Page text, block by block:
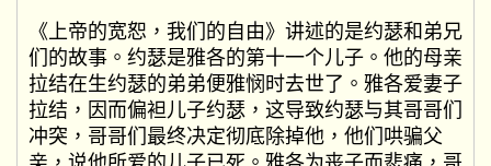
《上帝的宽恕，我们的自由》讲述的是约瑟和弟兄
们的故事。约瑟是雅各的第十一个儿子。他的母亲
拉结在生约瑟的弟弟便雅悯时去世了。雅各爱妻子
拉结，因而偏袒儿子约瑟，这导致约瑟与其哥哥们
冲突，哥哥们最终决定彻底除掉他，他们哄骗父